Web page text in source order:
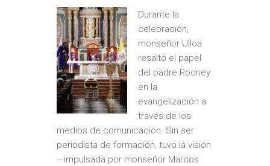
Durante la
celebración,
monseñor Ulloa
resaltó el papel
del padre Rooney
en la
evangelización a
través de los
medios de comunicación. Sin ser
periodista de formación, tuvo la visión
—impulsada por monseñor Marcos